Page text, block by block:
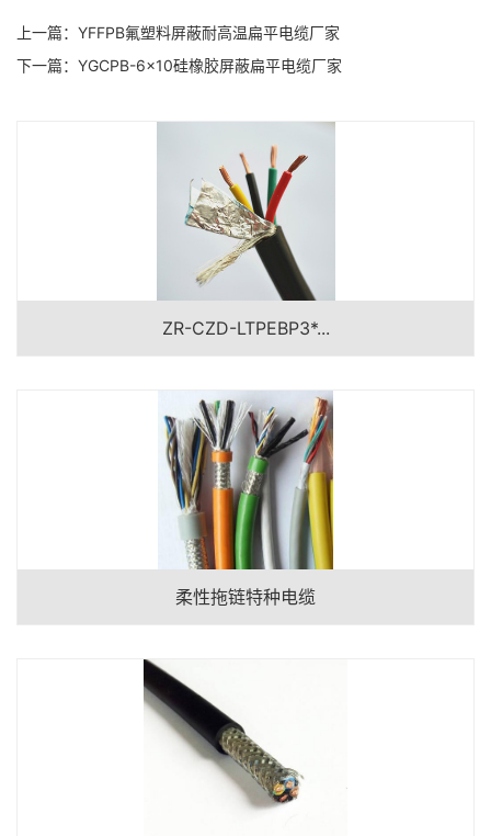
上一篇： YFFPB氟塑料屏蔽耐高温扁平电缆厂家
下一篇： YGCPB-6×10硅橡胶屏蔽扁平电缆厂家
ZR-CZD-LTPEBP3*...
柔性拖链特种电缆